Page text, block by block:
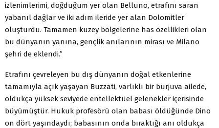
izlenimlerimi, doğduğum yer olan Belluno, etrafını saran
yabanıl dağlar ve iki adım ileride yer alan Dolomitler
oluşturdu. Tamamen kuzey bölgelerine has özellikleri olan
bu dünyanın yanına, gençlik anılarının mirası ve Milano
şehri de eklendi.”
Etrafını çevreleyen bu dış dünyanın doğal etkenlerine
tamamıyla açık yaşayan Buzzati, varlıklı bir burjuva ailede,
oldukça yüksek seviyede entellektüel gelenekler içerisinde
büyümüştür. Hukuk profesörü olan babası öldüğünde Dino
on dört yaşındaydı; babasının onda bıraktığı anı oldukça